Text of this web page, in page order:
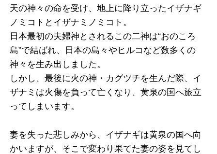
天の神々の命を受け、地上に降り立ったイザナギ
ノミコトとイザナミノミコト。
日本最初の夫婦神とされるこの二神は“おのころ
島”で結ばれ、日本の島々やヒルコなど数多くの
神々を生み出しました。
しかし、最後に火の神・カグツチを生んだ際、イ
ザナミは火傷を負って亡くなり、黄泉の国へ旅立
ってしまいます。
妻を失った悲しみから、イザナギは黄泉の国へ向
かいますが、そこで変わり果てた妻の姿を見てし